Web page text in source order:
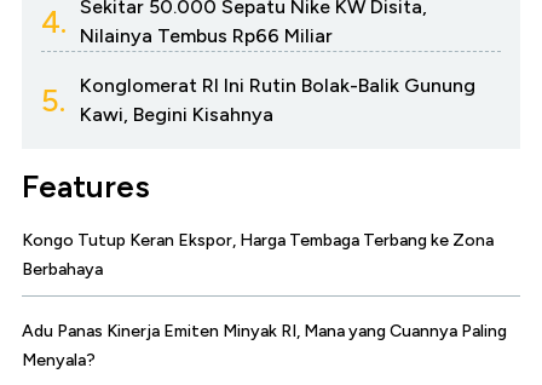
4.
Sekitar 50.000 Sepatu Nike KW Disita,
Nilainya Tembus Rp66 Miliar
5.
Konglomerat RI Ini Rutin Bolak-Balik Gunung
Kawi, Begini Kisahnya
Features
Kongo Tutup Keran Ekspor, Harga Tembaga Terbang ke Zona
Berbahaya
Adu Panas Kinerja Emiten Minyak RI, Mana yang Cuannya Paling
Menyala?